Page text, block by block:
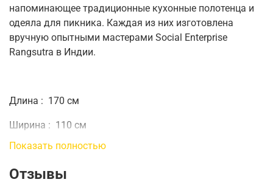
напоминающее традиционные кухонные полотенца и
одеяла для пикника. Каждая из них изготовлена ​​
вручную опытными мастерами Social Enterprise
Rangsutra в Индии.
Длина : 170 см
Ширина : 110 см
Показать полностью
Отзывы